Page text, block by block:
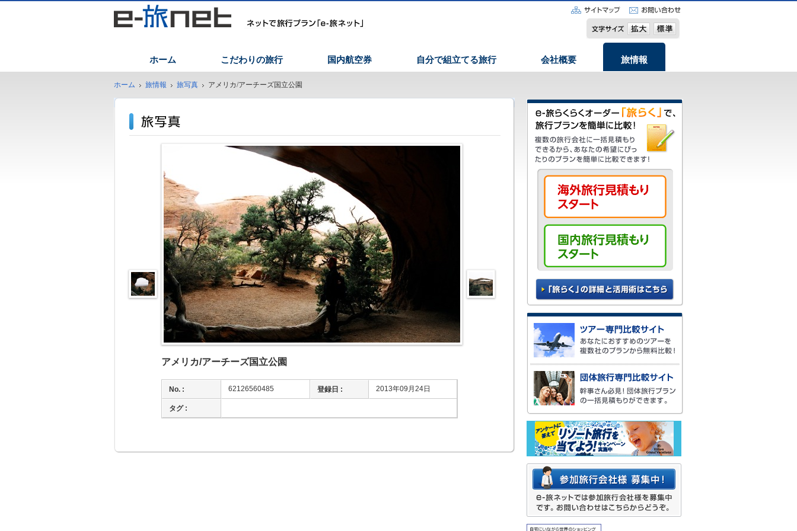
ホーム こだわりの旅行 国内航空券 自分で組立てる旅行 会社概要 旅情報
ホーム 旅情報 旅写真 アメリカ/アーチーズ国立公園
アメリカ/アーチーズ国立公園
No. : 62126560485 登録日 : 2013年09月24日
タグ :